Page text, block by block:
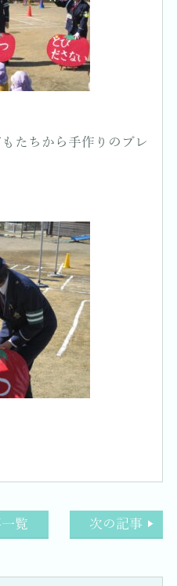
たちから手作りのプレ
覧 次の記事